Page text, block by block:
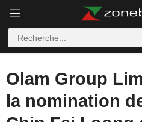
Olam Group
la nomination